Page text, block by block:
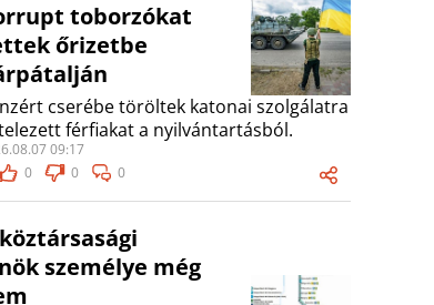
toborzókat
őrizetbe
cserébe töröltek katonai szolgálatra
férfiakat a nyilvántartásból.
09:17
0
0 0
személye még